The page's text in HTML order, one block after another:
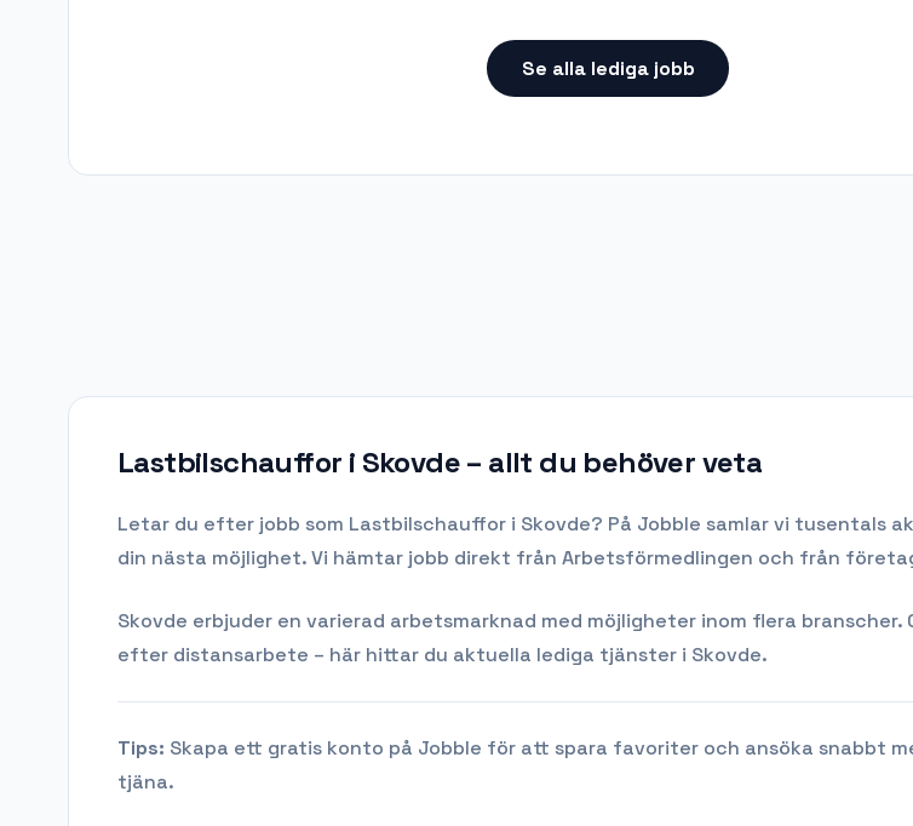
Se alla lediga jobb
Lastbilschauffor i Skovde– allt du behöver veta
Letar du efter jobb som Lastbilschauffor i Skovde? På Jobble samlar vi tusentals
din nästa möjlighet. Vi hämtar jobb direkt från Arbetsförmedlingen och från
Skovde erbjuder en varierad arbetsmarknad med möjligheter inom flera
efter distansarbete – här hittar du aktuella lediga tjänster i Skovde.
Tips: Skapa ett gratis konto på Jobble för att spara favoriter och ansöka snabbt
tjäna.